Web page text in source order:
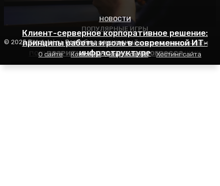
ПОПУЛЯРНЫЕ ИГРЫ
Пасьянс Косынка: правила игры, секреты
популярности и советы для начинающих
ПОПУЛЯРНЫЕ ИГРЫ
AFK Arena: особенности геймплея, механики
развития и стратегия прогресса
НОВОСТИ
Клиент-серверное корпоративное решение:
принципы работы и роль в современной ИТ-
инфраструктуре
© 2025 Barmalej.ru. Все права защищены.
О сайте
Контакты Карта сайта Хостинг сайта